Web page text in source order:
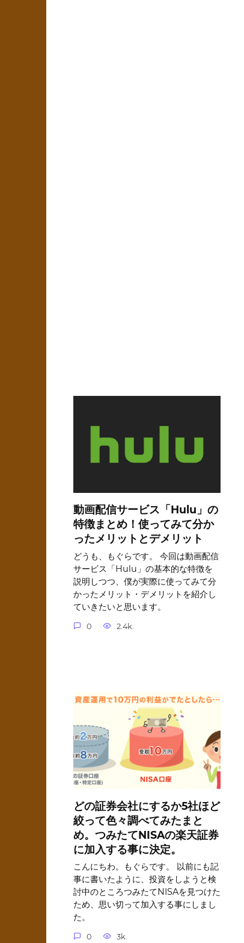
動画配信サービス「Hulu」の
特徴まとめ！使ってみて分か
ったメリットとデメリット
どうも、もぐらです。 今回は動画配信
サービス「Hulu」の基本的な特徴を
説明しつつ、僕が実際に使ってみて分
かったメリット・デメリットを紹介し
ていきたいと思います。
0 2.4k.
どの証券会社にするか5社ほど
絞って色々調べてみたまと
め。つみたてNISAの楽天証券
に加入する事に決定。
こんにちわ。もぐらです。 以前にも記
事に書いたように、投資をしようと検
討中のところつみたてNISAを見つけた
ため、思い切って加入する事にしまし
た。
0 3k.